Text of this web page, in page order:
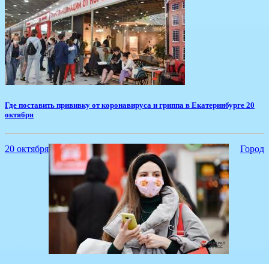
​Где поставить прививку от коронавируса и гриппа в Екатеринбурге 20
октября
20 октября Город